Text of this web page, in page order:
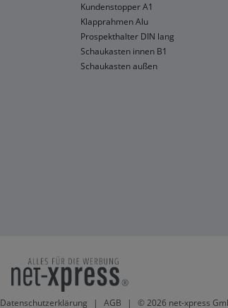
Kundenstopper A1
Klapprahmen Alu
Prospekthalter DIN lang
Schaukasten innen B1
Schaukasten außen
Datenschutzerklärung | AGB | © 2026 net-xpress